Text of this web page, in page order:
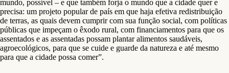
mundo, possível – e que também forja o mundo que a cidade quer e
precisa: um projeto popular de país em que haja efetiva redistribuição
de terras, as quais devem cumprir com sua função social, com políticas
públicas que impeçam o êxodo rural, com financiamentos para que os
assentados e as assentadas possam plantar alimentos saudáveis,
agroecológicos, para que se cuide e guarde da natureza e até mesmo
para que a cidade possa comer”.